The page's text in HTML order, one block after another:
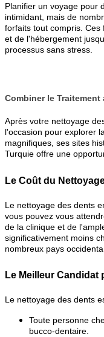
Planifier un voyage pour
intimidant, mais de
forfaits tout compris.
et de l'hébergement
processus sans stress.
Combiner le Traitement
Après votre nettoyage
l'occasion pour explorer
magnifiques, ses sites
Turquie offre une
Le Coût du
Le nettoyage des dents
vous pouvez vous
de la clinique et de
significativement moins
nombreux pays
Le Meilleur Candidat
Le nettoyage des dents
Toute personne
bucco-dentaire.